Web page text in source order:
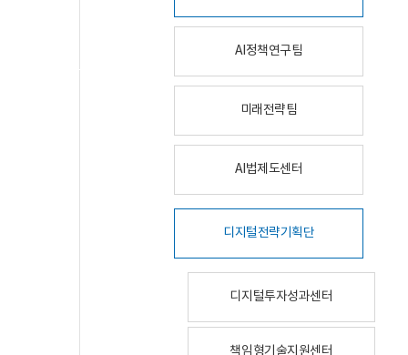
AI정책연구팀
미래전략팀
AI법제도센터
디지털전략기획단
디지털투자성과센터
책임형기술지원센터